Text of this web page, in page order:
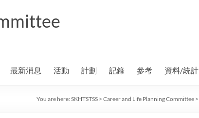
最新消息 活動 計劃 記錄 參考 資料/統計
You are here: SKHTSTSS > Career and Life Planning Committee >